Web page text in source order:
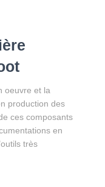
oeuvre et la
production des
ces composants
en
très